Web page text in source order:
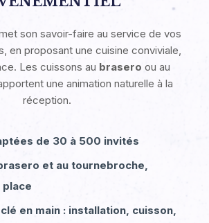
son savoir-faire au service de vos
en proposant une cuisine conviviale,
Les cuissons au brasero ou au
une animation naturelle à la
réception.
de 30 à 500 invités
et au tournebroche,
en main : installation, cuisson,